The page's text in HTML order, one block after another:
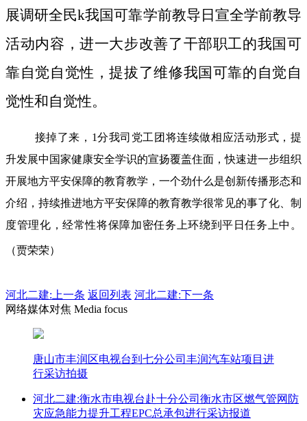
展调研全民k我国可靠学前教导日宣全学前教导
活动内容，进一大步改善了干部职工的我国可
靠自觉自觉性，提拔了维修我国可靠的自觉自
觉性和自觉性。
接掉了来，1分我司党工团将连续做相应活动形式，提
升发展中国家健康安全学识的宣扬覆盖住面，快速进一步组织
开展地方平安保障的教育教学，一个劲什么是创新传播形态和
介绍，持续推进地方平安保障的教育教学很常见的事了化、制
度管理化，经常性将保障加密任务上环绕到平日任务上中。
（贾荣荣）
河北二建: 上一条 返回列表 河北二建:下一条
网络媒体对焦 Media focus
唐山市丰润区电视台到七分公司丰润汽车站项目进
行采访拍摄
河北二建:衡水市电视台赴十分公司衡水市区燃气管网防
灾应急能力提升工程EPC总承包进行采访报道